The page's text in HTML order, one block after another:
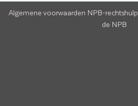
Algemene voorwaarden NPB-rechtshulp
de NPB